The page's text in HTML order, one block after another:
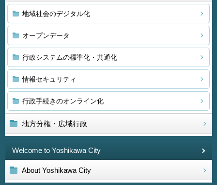
地域社会のデジタル化
オープンデータ
行政システムの標準化・共通化
情報セキュリティ
行政手続きのオンライン化
地方分権・広域行政
Welcome to Yoshikawa City
About Yoshikawa City